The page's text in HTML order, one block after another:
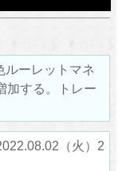
ルーレットマネ
加する。トレー
（火）2